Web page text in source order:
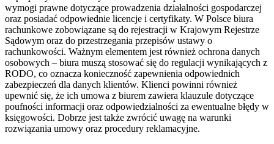
wymogi prawne dotyczące prowadzenia działalności gospodarczej
oraz posiadać odpowiednie licencje i certyfikaty. W Polsce biura
rachunkowe zobowiązane są do rejestracji w Krajowym Rejestrze
Sądowym oraz do przestrzegania przepisów ustawy o
rachunkowości. Ważnym elementem jest również ochrona danych
osobowych – biura muszą stosować się do regulacji wynikających z
RODO, co oznacza konieczność zapewnienia odpowiednich
zabezpieczeń dla danych klientów. Klienci powinni również
upewnić się, że ich umowa z biurem zawiera klauzule dotyczące
poufności informacji oraz odpowiedzialności za ewentualne błędy w
księgowości. Dobrze jest także zwrócić uwagę na warunki
rozwiązania umowy oraz procedury reklamacyjne.